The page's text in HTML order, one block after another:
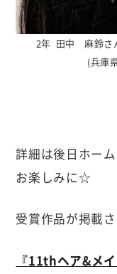
2年 田中 麻鈴さ
(兵庫
詳細は後日ホー
お楽しみに☆
受賞作品が掲載
『11thヘア&メ